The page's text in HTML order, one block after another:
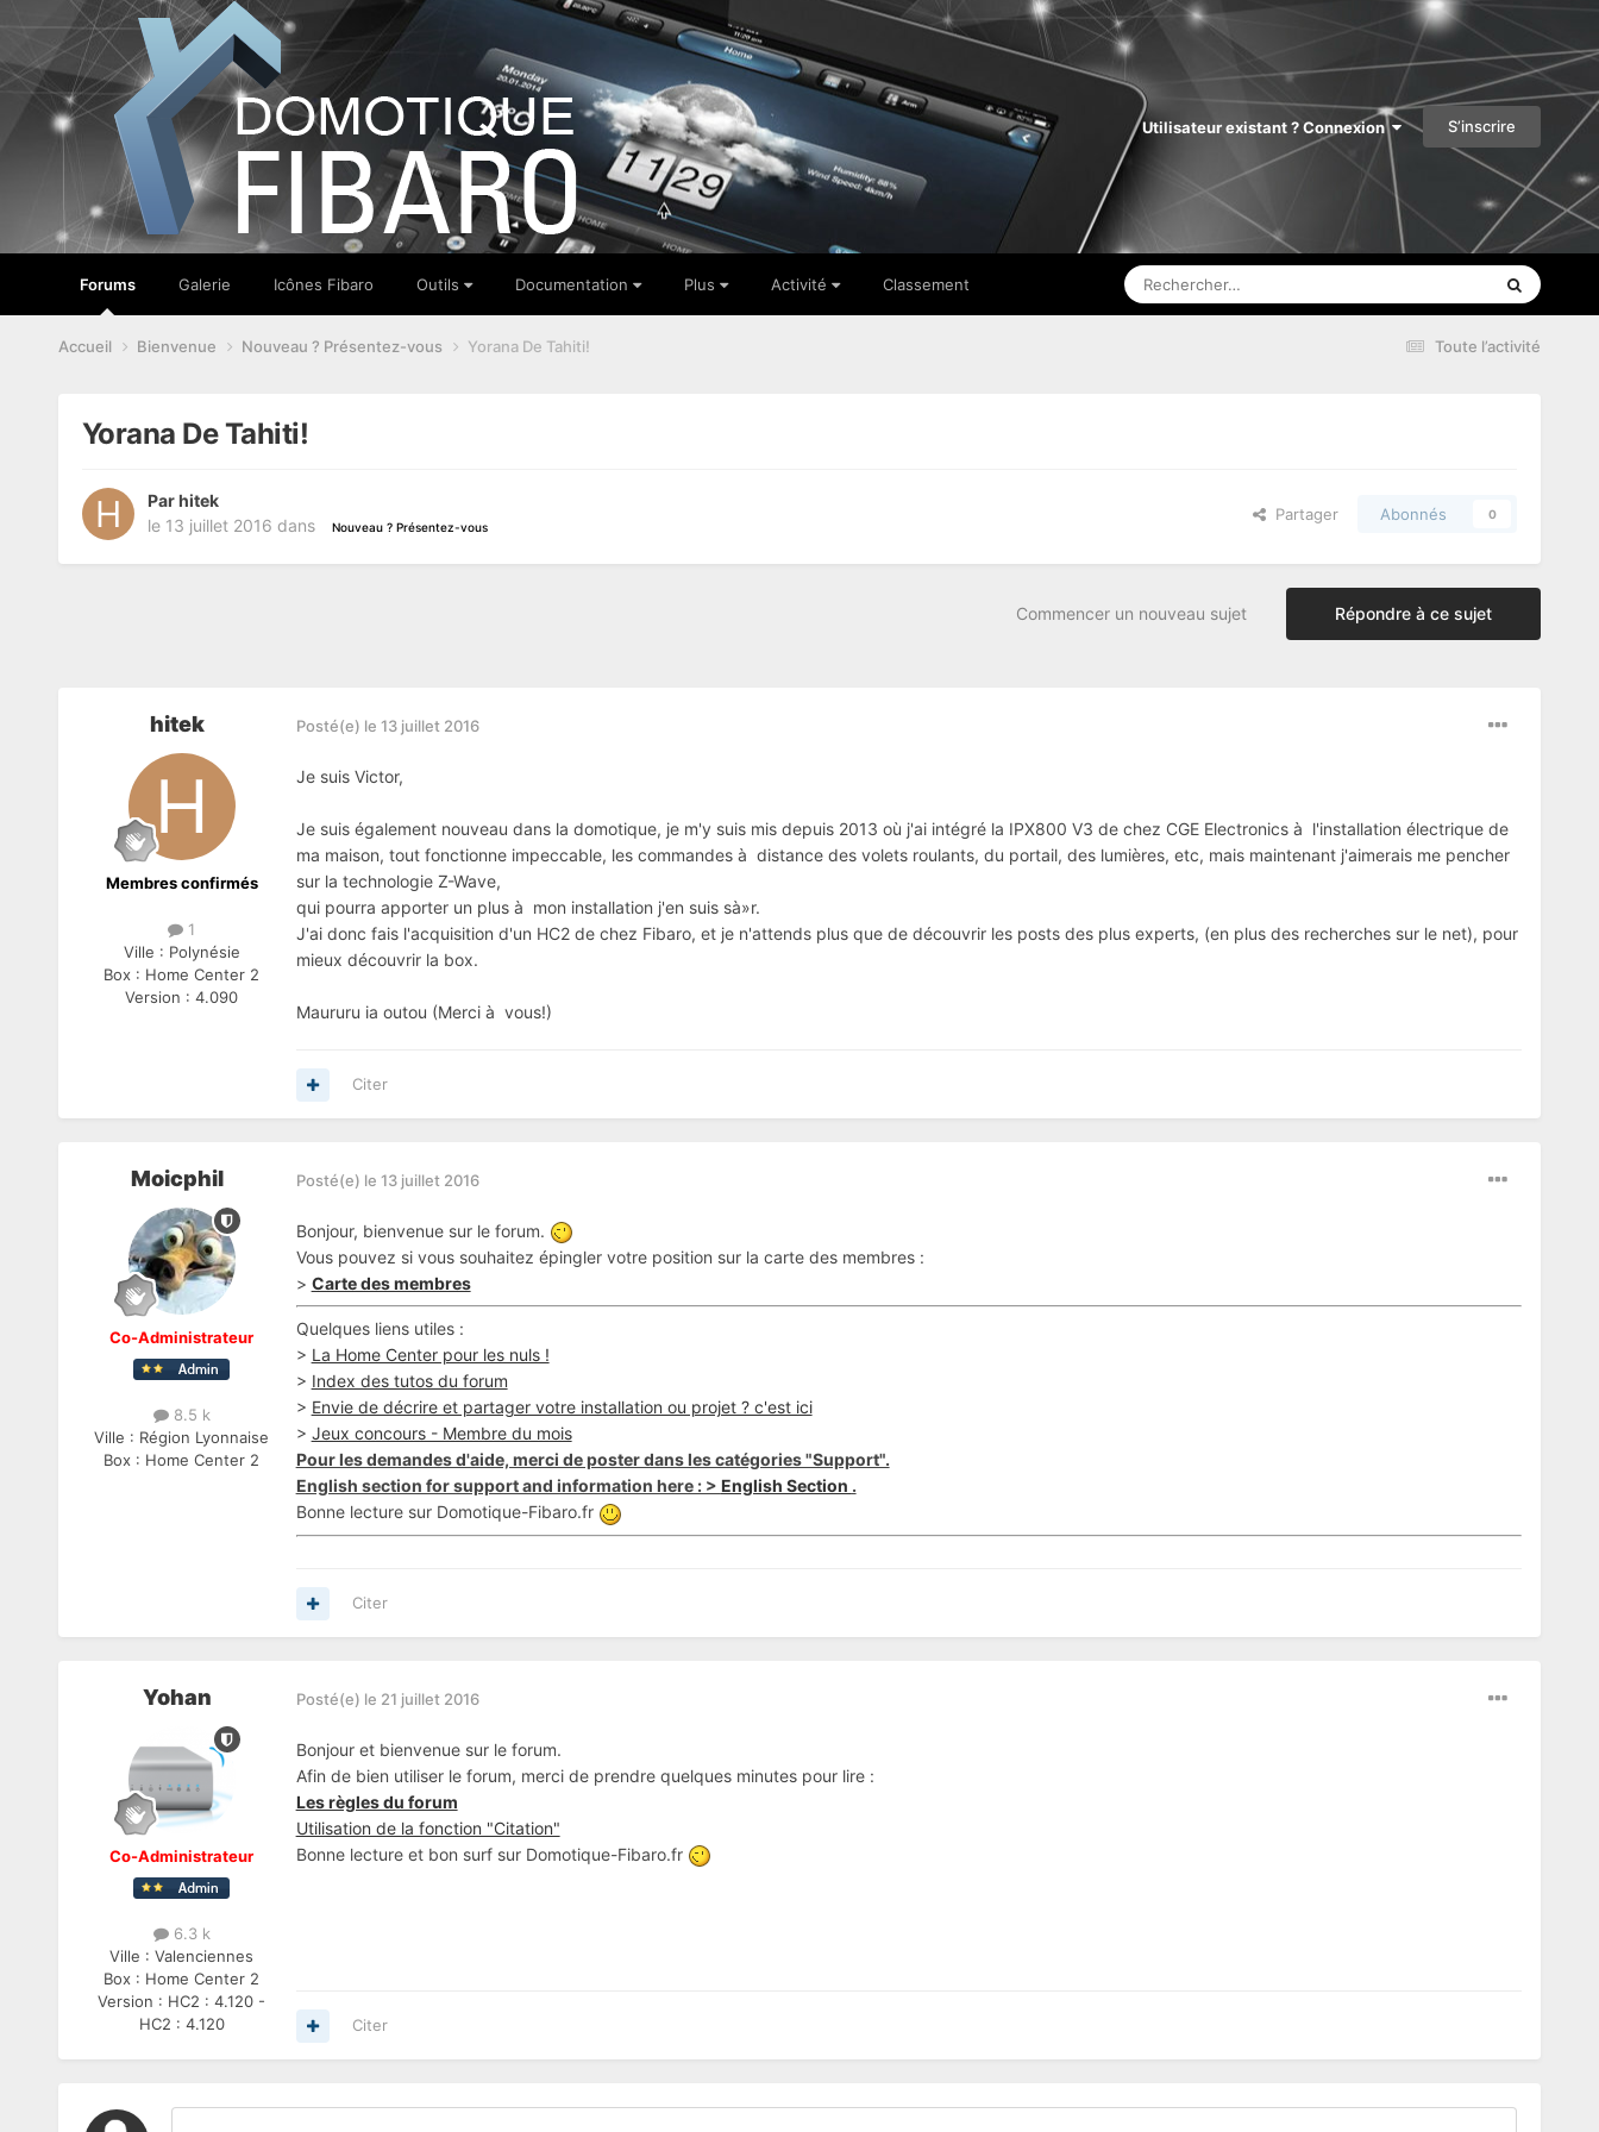
Utilisateur existant ? Connexion S’inscrire
Forums Galerie Icônes Fibaro Outils Documentation Plus Activité Classement
Toute l’activité
Accueil Bienvenue Nouveau ? Présentez-vous Yorana De Tahiti!
Yorana De Tahiti!
Parhitek
le 13 juillet 2016 dans Nouveau ? Présentez-vous
Partager Abonnés 0
Répondre à ce sujet
Commencer un nouveau sujet
hitek
Membres confirmés
1
Ville : Polynésie
Box : Home Center 2
Version :4.090
Posté(e) le 13 juillet 2016
Je suis Victor,
Je suis également nouveau dans la domotique, je m'y suis mis depuis 2013 où j'ai intégré la IPX800 V3 de chez CGE Electronics à l'installation électrique de
ma maison, tout fonctionne impeccable, les commandes à distance des volets roulants, du portail, des lumières, etc, mais maintenant j'aimerais me pencher
sur la technologie Z-Wave,
qui pourra apporter un plus à mon installation j'en suis sà»r.
J'ai donc fais l'acquisition d'un HC2 de chez Fibaro, et je n'attends plus que de découvrir les posts des plus experts, (en plus des recherches sur le net), pour
mieux découvrir la box.
Maururu ia outou (Merci à vous!)
Citer
Moicphil
Co-Administrateur
8.5 k
Ville : Région Lyonnaise
Box : Home Center 2
Posté(e) le 13 juillet 2016
Bonjour, bienvenue sur le forum.
Vous pouvez si vous souhaitez épingler votre position sur la carte des membres :
> Carte des membres
Quelques liens utiles :
> La Home Center pour les nuls !
> Index des tutos du forum
> Envie de décrire et partager votre installation ou projet ? c'est ici
> Jeux concours - Membre du mois
Pour les demandes d'aide, merci de poster dans les catégories "Support".
English section for support and information here : > English Section .
Bonne lecture sur Domotique-Fibaro.fr
Citer
Yohan
Co-Administrateur
6.3 k
Ville :Valenciennes
Box : Home Center 2
Version : HC2 : 4.120 -
HC2 : 4.120
Posté(e) le 21 juillet 2016
Bonjour et bienvenue sur le forum.
Afin de bien utiliser le forum, merci de prendre quelques minutes pour lire :
Les règles du forum
Utilisation de la fonction "Citation"
Bonne lecture et bon surf sur Domotique-Fibaro.fr
Citer